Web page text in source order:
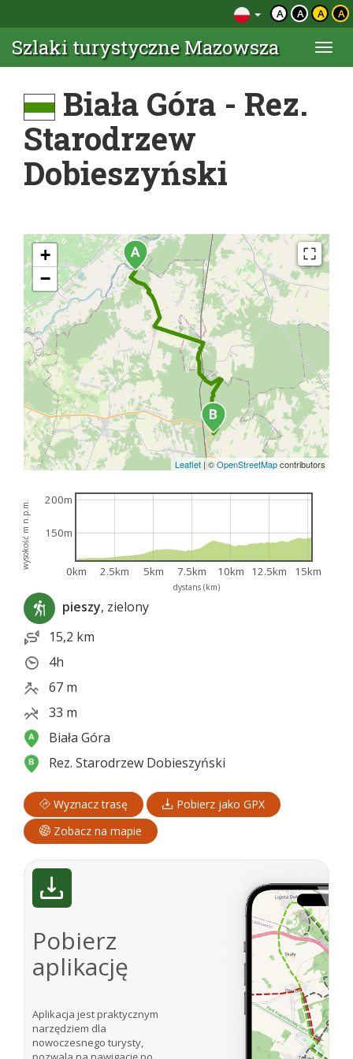
A A A A
Szlaki turystyczne Mazowsza
Biała Góra - Rez.
Starodrzew
Dobieszyński
+
−
Leaflet | ©OpenStreetMapcontributors
dystans (km)
wysokość m n.p.m.
0km 2.5km 5km 7.5km 10km 12.5km 15km
150m
200m
pieszy, zielony
15,2 km
4h
67 m
33 m
Biała Góra
Rez. Starodrzew Dobieszyński
Wyznacz trasę
Pobierz jako GPX
Zobacz na mapie
Pobierz
aplikację
Aplikacja jest praktycznym
narzędziem dla
nowoczesnego turysty,